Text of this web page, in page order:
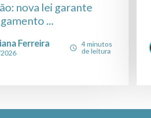
nova lei garante
...
Ferreira
4 minutos
de leitura